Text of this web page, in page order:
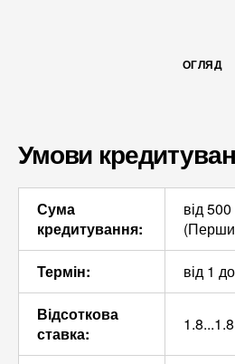
ОГЛЯД
Умови
Сума
кредитування:
від
Термін: від 1
Відсоткова
ставка: